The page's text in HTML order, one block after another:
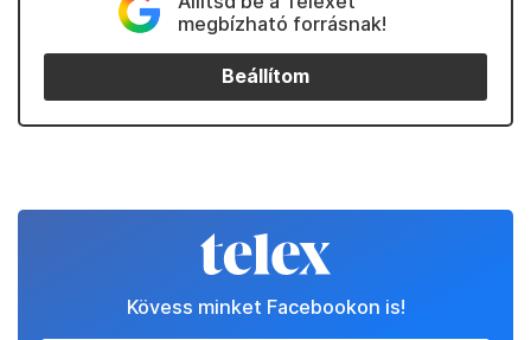
megbízható forrásnak!
Beállítom
Kövess minket Facebookon is!